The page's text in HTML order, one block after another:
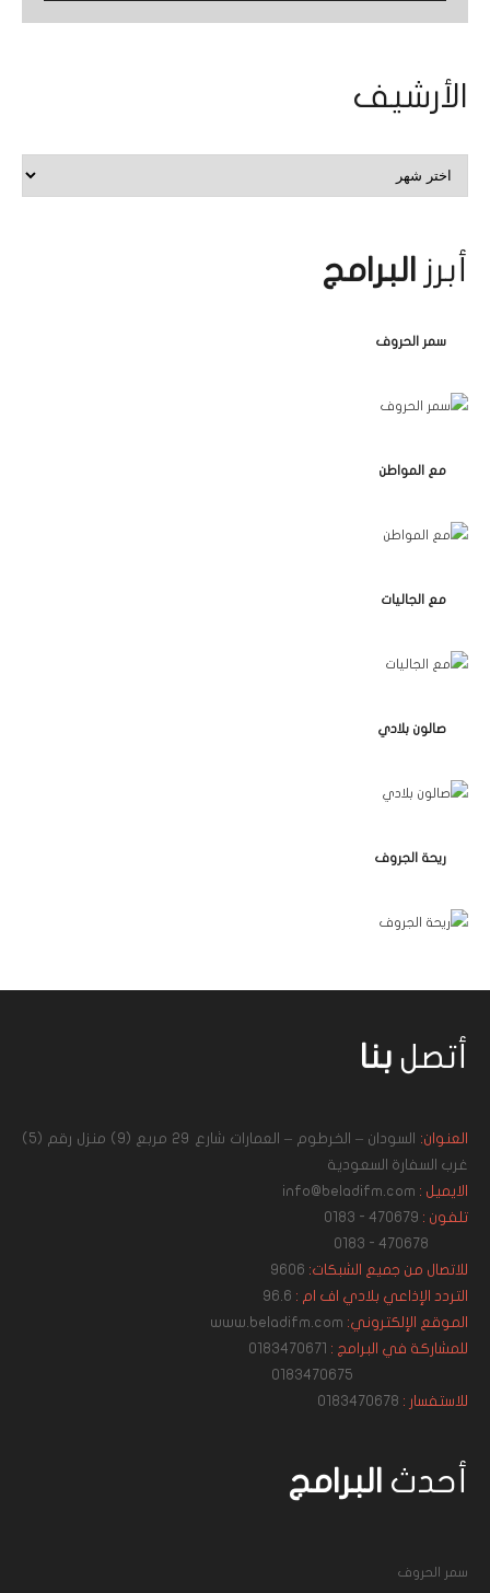
الأرشيف
أبرز البرامج
سمر الحروف
مع المواطن
مع الجاليات
صالون بلادي
ريحة الجروف
أتصل بنا
العنوان:
السودان – الخرطوم – العمارات شارع 29 مربع (9) منزل رقم (5)
غرب السفارة السعودية
الايميل :
تلفون :
للاتصال من جميع الشبكات:
التردد الإذاعي بلادي اف ام :
الموقع الإلكتروني:
للمشاركة في البرامج :
للاستفسار :
أحدث البرامج
سمر الحروف